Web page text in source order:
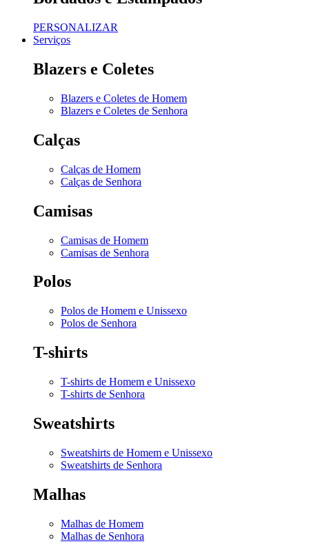
PERSONALIZAR
Serviços
Blazers e Coletes
Blazers e Coletes de Homem
Blazers e Coletes de Senhora
Calças
Calças de Homem
Calças de Senhora
Camisas
Camisas de Homem
Camisas de Senhora
Polos
Polos de Homem e Unissexo
Polos de Senhora
T-shirts
T-shirts de Homem e Unissexo
T-shirts de Senhora
Sweatshirts
Sweatshirts de Homem e Unissexo
Sweatshirts de Senhora
Malhas
Malhas de Homem
Malhas de Senhora